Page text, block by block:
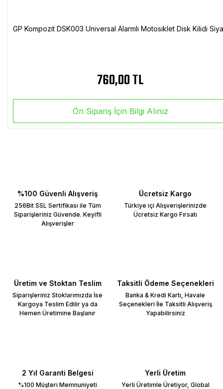
GP Kompozit DSK003 Universal Alarmlı Motosiklet Disk Kilidi
760,00 TL
Ön Sipariş İçin Bilgi Alınız
%100 Güvenli Alışveriş
256Bit SSL Sertifikası ile Tüm
Siparişleriniz Güvende. Keyifli
Alışverişler
Ücretsiz Kargo
Türkiye içi Alışverişlerinizde
Ücretsiz Kargo Fırsatı
Üretim ve Stoktan Teslim
Siparişleriniz Stoklarımızda İse
Kargoya Teslim Edilir ya da
Hemen Üretimine Başlanır
Taksitli Ödeme Seçenekleri
Banka & Kredi Kartı, Havale
Seçenekleri İle Taksitli Alışveriş
Yapabilirsiniz
2 Yıl Garanti Belgesi
%100 Müşteri Memnuniyeti
Yerli Üretim
Yerli Üretimle Üretiyor, Global